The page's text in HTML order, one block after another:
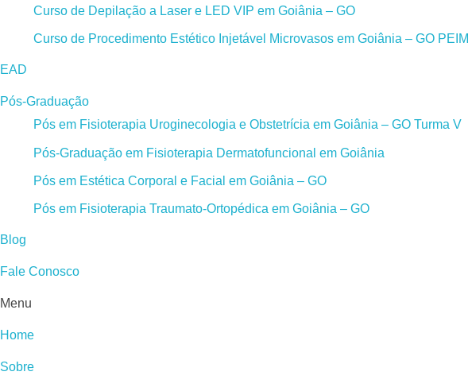
Curso de Depilação a Laser e LED VIP em Goiânia – GO
Curso de Procedimento Estético Injetável Microvasos em Goiânia – GO PEIM
EAD
Pós-Graduação
Pós em Fisioterapia Uroginecologia e Obstetrícia em Goiânia – GO Turma V
Pós-Graduação em Fisioterapia Dermatofuncional em Goiânia
Pós em Estética Corporal e Facial em Goiânia – GO
Pós em Fisioterapia Traumato-Ortopédica em Goiânia – GO
Blog
Fale Conosco
Menu
Home
Sobre